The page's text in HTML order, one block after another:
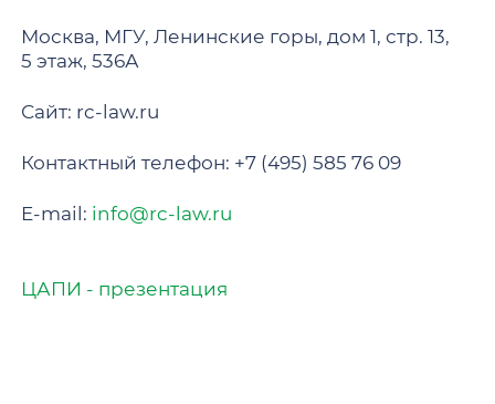
Москва, МГУ, Ленинские горы, дом 1, стр. 13,
5 этаж, 536А
Сайт: rc-law.ru
Контактный телефон: +7 (495) 585 76 09
E-mail: info@rc-law.ru
ЦАПИ - презентация